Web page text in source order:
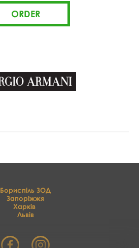
Бориспіль ЗОД
Запоріжжя
Харків
Львів